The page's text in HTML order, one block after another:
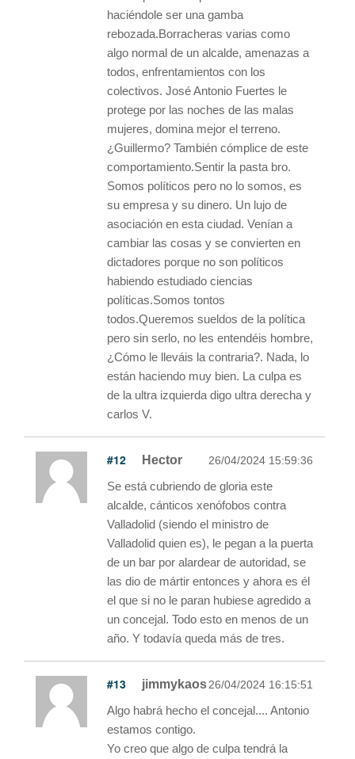
haciéndole ser una gamba
rebozada.Borracheras varias como
algo normal de un alcalde, amenazas a
todos, enfrentamientos con los
colectivos. José Antonio Fuertes le
protege por las noches de las malas
mujeres, domina mejor el terreno.
¿Guillermo? También cómplice de este
comportamiento.Sentir la pasta bro.
Somos políticos pero no lo somos, es
su empresa y su dinero. Un lujo de
asociación en esta ciudad. Venían a
cambiar las cosas y se convierten en
dictadores porque no son políticos
habiendo estudiado ciencias
políticas.Somos tontos
todos.Queremos sueldos de la política
pero sin serlo, no les entendéis hombre,
¿Cómo le lleváis la contraria?. Nada, lo
están haciendo muy bien. La culpa es
de la ultra izquierda digo ultra derecha y
carlos V.
#12 Hector 26/04/2024 15:59:36
Se está cubriendo de gloria este
alcalde, cánticos xenófobos contra
Valladolid (siendo el ministro de
Valladolid quien es), le pegan a la puerta
de un bar por alardear de autoridad, se
las dio de mártir entonces y ahora es él
el que si no le paran hubiese agredido a
un concejal. Todo esto en menos de un
año. Y todavía queda más de tres.
#13 jimmykaos26/04/2024 16:15:51
Algo habrá hecho el concejal.... Antonio
estamos contigo.
Yo creo que algo de culpa tendrá la